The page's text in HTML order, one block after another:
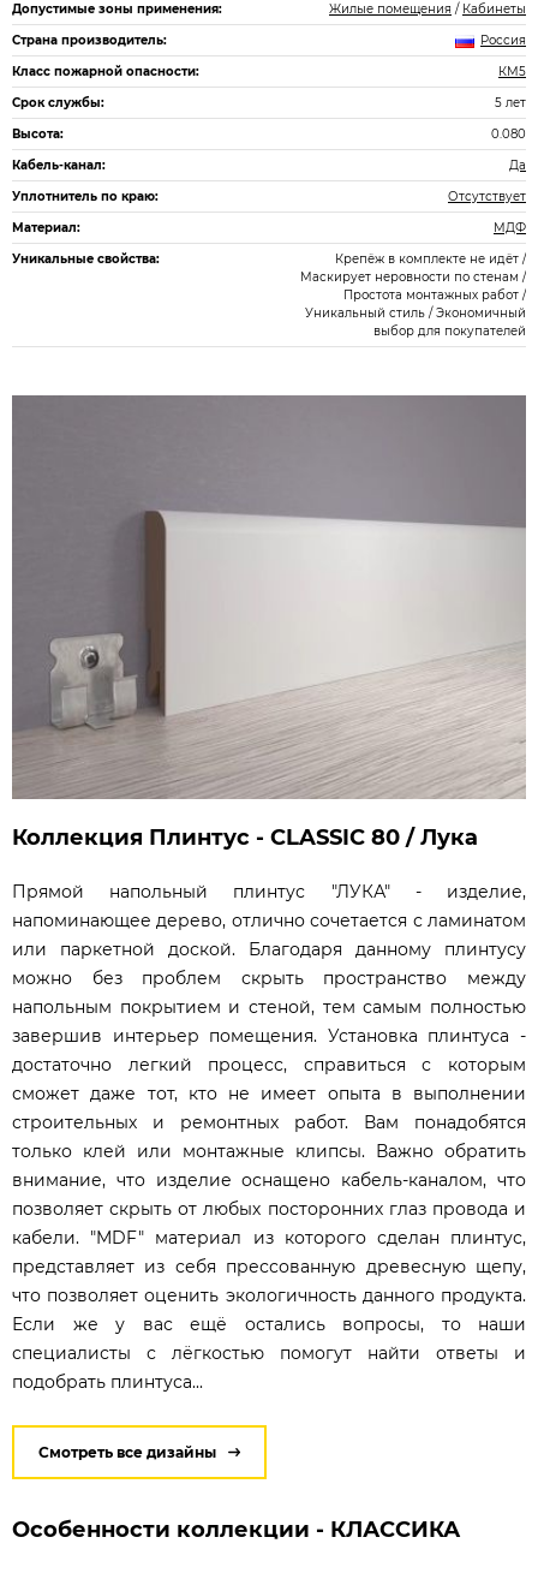
Допустимые зоны применения:
Жилые помещения / Кабинеты
Страна производитель:
Россия
Класс пожарной опасности:
КМ5
Срок службы:
5 лет
Высота:
0.080
Кабель-канал:
Да
Уплотнитель по краю:
Отсутствует
Материал:
МДФ
Уникальные свойства:
Крепёж в комплекте не идёт /
Маскирует неровности по стенам /
Простота монтажных работ /
Уникальный стиль / Экономичный
выбор для покупателей
Коллекция Плинтус - CLASSIC 80 / Лука
Прямой напольный плинтус "ЛУКА" - изделие,
напоминающее дерево, отлично сочетается с ламинатом
или паркетной доской. Благодаря данному плинтусу
можно без проблем скрыть пространство между
напольным покрытием и стеной, тем самым полностью
завершив интерьер помещения. Установка плинтуса -
достаточно легкий процесс, справиться с которым
сможет даже тот, кто не имеет опыта в выполнении
строительных и ремонтных работ. Вам понадобятся
только клей или монтажные клипсы. Важно обратить
внимание, что изделие оснащено кабель-каналом, что
позволяет скрыть от любых посторонних глаз провода и
кабели. "MDF" материал из которого сделан плинтус,
представляет из себя прессованную древесную щепу,
что позволяет оценить экологичность данного продукта.
Если же у вас ещё остались вопросы, то наши
специалисты с лёгкостью помогут найти ответы и
подобрать плинтуса...
Смотреть все дизайны
Особенности коллекции - КЛАССИКА